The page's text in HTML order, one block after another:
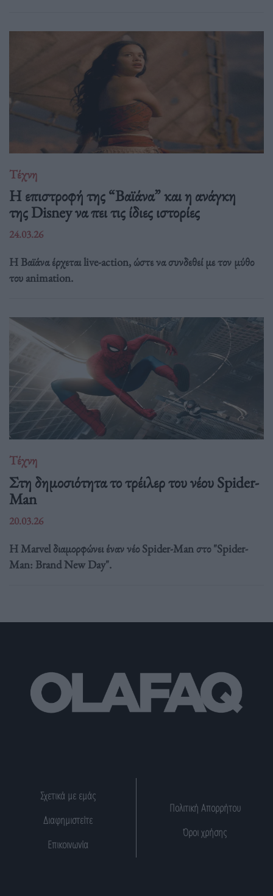
Τέχνη
Η επιστροφή της “Βαϊάνα” και η ανάγκη
της Disney να πει τις ίδιες ιστορίες
24.03.26
Η Βαϊάνα έρχεται live-action, ώστε να συνδεθεί με τον μύθο
του animation.
Τέχνη
Στη δημοσιότητα το τρέιλερ του νέου Spider-
Man
20.03.26
Η Marvel διαμορφώνει έναν νέο Spider-Man στο "Spider-
Man: Brand New Day".
Σχετικά με εμάς
Διαφημιστείτε
Επικοινωνία
Πολιτική Απορρήτου
Όροι χρήσης